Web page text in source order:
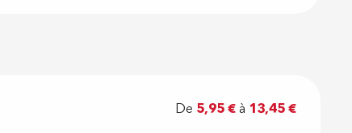
De 5,95 €à 13,45 €